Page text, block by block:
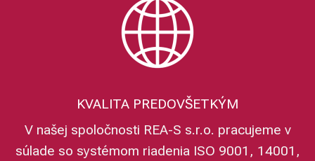
KVALITA PREDOVŠETKÝM
V našej spoločnosti REA-S s.r.o. pracujeme v
súlade so systémom riadenia ISO 9001, 14001,